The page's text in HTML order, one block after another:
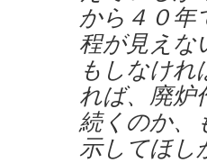
から４０年
程が見えな
もしなけ
れば、廃炉
続くのか、
示してほし